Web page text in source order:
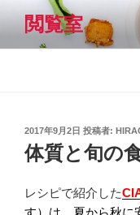
テ
閲覧室
投
稿
日:
2017年9月2日 投稿者:
体質と旬の
レシピで紹介した